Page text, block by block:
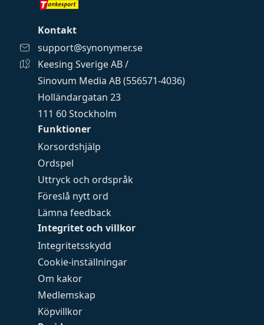
Funktioner
Korsordshjälp
Ordspel
Uttryck och ordspråk
Föreslå nytt ord
Lämna feedback
Integritet och villkor
Integritetsskydd
Cookie-inställningar
Om kakor
Medlemskap
Köpvillkor
Kontakt
support@synonymer.se
Keesing Sverige AB /
Sinovum Media AB (556571-4036)
Holländargatan 23
111 60 Stockholm